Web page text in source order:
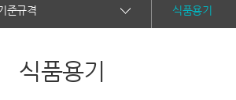
준규격 식품용기
식품용기